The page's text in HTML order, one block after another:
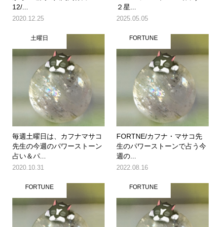
12/...
2020.12.25
２星...
2025.05.05
土曜日
毎週土曜日は、カフナマサコ
先生の今週のパワーストーン
占い＆パ...
2020.10.31
FORTUNE
FORTNE/カフナ・マサコ先
生のパワーストーンで占う今
週の...
2022.08.16
FORTUNE FORTUNE